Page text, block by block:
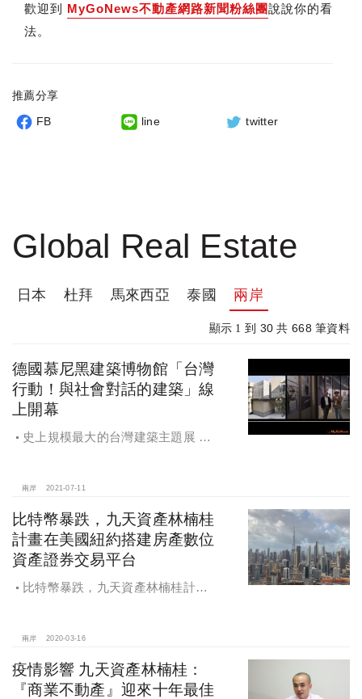
歡迎到 MyGoNews不動產網路新聞粉絲團說說你的看
法。
推薦分享
FB line twitter
Global Real Estate
日本 杜拜 馬來西亞 泰國 兩岸
顯示 1 到 30 共668 筆資料
德國慕尼黑建築博物館「台灣
行動！與社會對話的建築」線
上開幕
史上規模最大的台灣建築主題展 德
兩岸 2021-07-11
比特幣暴跌，九天資產林楠桂
計畫在美國紐約搭建房產數位
資產證券交易平台
比特幣暴跌，九天資產林楠桂計畫
兩岸 2020-03-16
疫情影響 九天資產林楠桂：
『商業不動產』迎來十年最佳